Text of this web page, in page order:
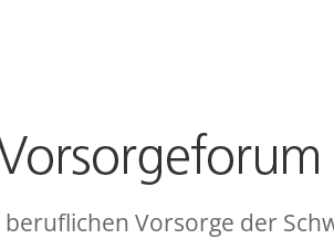
Vorsorge der